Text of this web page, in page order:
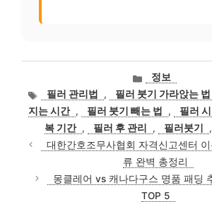
카
테
고
리
정보
태
그
필러 관리법 , 필러 붓기 가라앉는 법
지는 시간 , 필러 붓기 빼는 법 , 필러
복 기간 , 필러 후 관리 , 필러붓기 ,
대한간호조무사협회 자격신고센터
류 완벽 총정리
몽클레어 vs 캐나다구스 명품 패딩
TOP 5